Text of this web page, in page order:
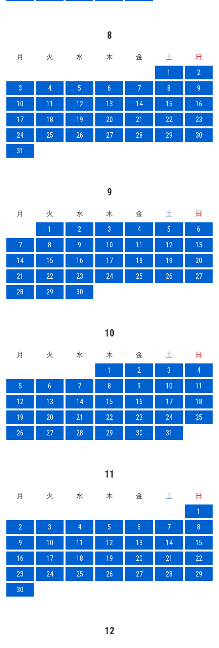
8
月 火 水 木 金 土
日
1
2
3
4 5 6 7 8
9
10
11 12 13 14 15
16
17
18 19 20 21 22
23
24
25 26 27 28 29
30
31
9
月 火 水 木 金 土
日
1
2 3 4 5
6
7
8 9 10 11 12
13
14
15 16 17 18 19
20
21
22 23 24 25 26
27
28
29 30
10
月 火 水 木 金 土
日
1
2 3
4
5
6 7 8 9 10
11
12
13 14 15 16 17
18
19
20 21 22 23 24
25
26
27 28 29 30 31
11
月 火 水 木 金 土
日
1
2
3 4 5 6 7
8
9
10 11 12 13 14
15
16
17 18 19 20 21
22
23
24 25 26 27 28
29
30
12